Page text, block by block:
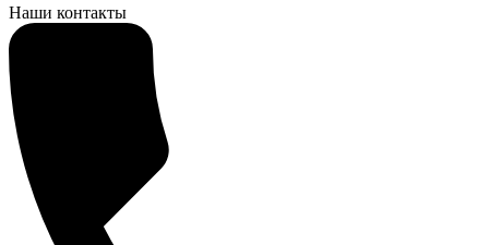
Наши контакты